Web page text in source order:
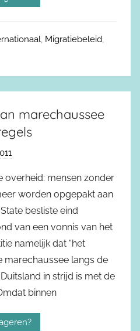
, Migratiebeleid,
marechaussee
overheid: mensen zonder
worden opgepakt aan
besliste eind
van een vonnis van het
namelijk dat “het
marechaussee langs de
in strijd is met de
binnen